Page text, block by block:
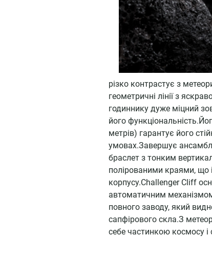
різко контрастує з
геометричні лінії з
годиннику дуже міцний
його
метрів) гарантує його
умовах.Завершує
браслет з тонким
полірованими краями, що
корпусу.Challenger Cliff
автоматичним
повного заводу, який
сапфірового скла.З
себе частинкою космосу і